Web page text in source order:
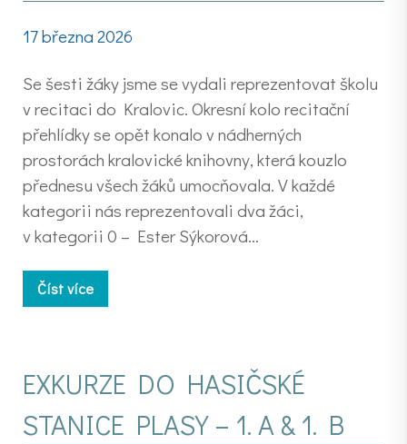
17 března 2026
Se šesti žáky jsme se vydali reprezentovat školu
v recitaci do Kralovic. Okresní kolo recitační
přehlídky se opět konalo v nádherných
prostorách kralovické knihovny, která kouzlo
přednesu všech žáků umocňovala. V každé
kategorii nás reprezentovali dva žáci,
v kategorii 0 – Ester Sýkorová…
Číst více
EXKURZE DO HASIČSKÉ
STANICE PLASY – 1. A & 1. B